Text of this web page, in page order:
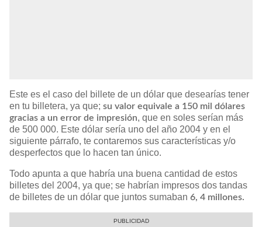
Este es el caso del billete de un dólar que desearías tener
en tu billetera, ya que; su valor equivale a 150 mil dólares
gracias a un error de impresión, que en soles serían más
de 500 000. Este dólar sería uno del año 2004 y en el
siguiente párrafo, te contaremos sus características y/o
desperfectos que lo hacen tan único.
Todo apunta a que habría una buena cantidad de estos
billetes del 2004, ya que; se habrían impresos dos tandas
de billetes de un dólar que juntos sumaban 6, 4 millones.